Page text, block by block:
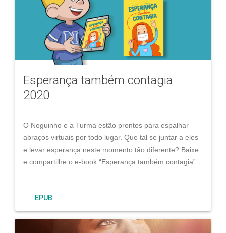
Esperança também contagia
2020
O Noguinho e a Turma estão prontos para espalhar
abraços virtuais por todo lugar. Que tal se juntar a eles
e levar esperança neste momento tão diferente? Baixe
e compartilhe o e-book “Esperança também contagia”
EPUB